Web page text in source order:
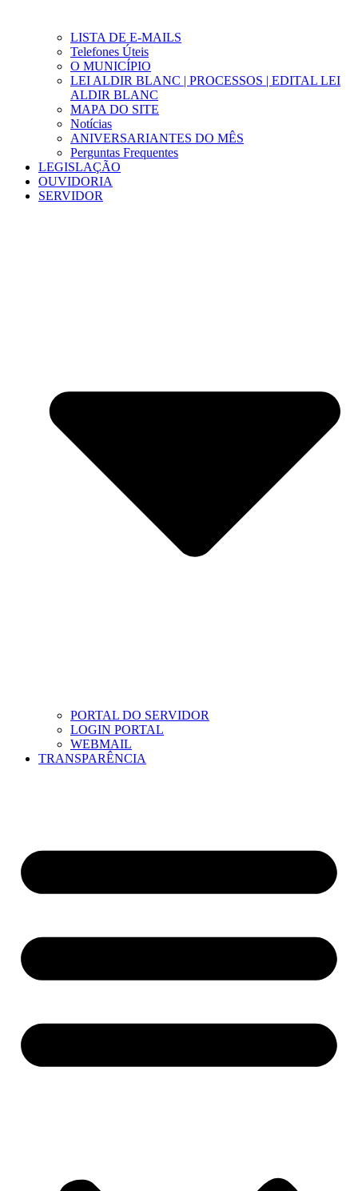
LISTA DE E-MAILS
Telefones Úteis
O MUNICÍPIO
LEI ALDIR BLANC | PROCESSOS | EDITAL LEI
ALDIR BLANC
MAPA DO SITE
Notícias
ANIVERSARIANTES DO MÊS
Perguntas Frequentes
LEGISLAÇÃO
OUVIDORIA
SERVIDOR
PORTAL DO SERVIDOR
LOGIN PORTAL
WEBMAIL
TRANSPARÊNCIA